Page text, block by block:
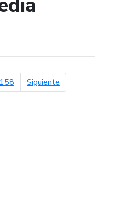
búsqueda
158 Siguientepágina siguiente